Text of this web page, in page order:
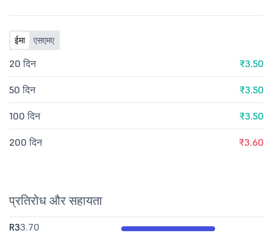
ईमा एसएमए
20 दिन ₹3.50
50 दिन ₹3.50
100 दिन ₹3.50
200 दिन ₹3.60
प्रतिरोध और सहायता
R33.70